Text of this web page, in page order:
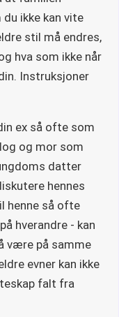
ikke kan vite
stil må endres,
hva som ikke når
Instruksjoner
ex så ofte som
og mor som
datter
hennes
henne så ofte
hverandre - kan
være på samme
evner kan ikke
falt fra